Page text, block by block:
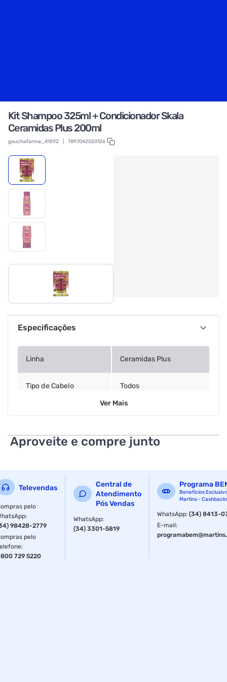
Kit Shampoo 325ml + Condicionador Skala
Ceramidas Plus 200ml
gauchafarma_41592 7897042020126
Especificações
Linha Ceramidas Plus
Tipo de Cabelo
Todos
Ver Mais
Aproveite e compre junto
Televendas
pelo
:
98428-2779
pelo
:
729 5220
Central de
Atendimento
Pós Vendas
WhatsApp:
(34) 3301-5819
Programa
Benefícios
Martins -
WhatsApp:(34) 8413-
E-mail: